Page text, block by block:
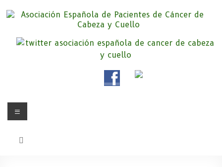
Asociación Española de
Pacientes de Cáncer de Cabeza y
Cuello
Somos la Asociación Española de Pacientes de Cáncer de Cabeza y
cuello «APC», una asociación sin animo de lucro que pretendemos
Menú